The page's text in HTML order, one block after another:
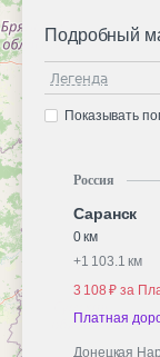
Подробный
Легенда
Показывать
Россия
Саранск
0 км
+1 103.1 км
3 108 ₽ за
Платная
Донецкая